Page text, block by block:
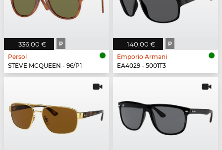
336,00 € P
Persol
STEVE MCQUEEN - 96/P1
140,00 € P
Emporio Armani
EA4029 - 5001T3